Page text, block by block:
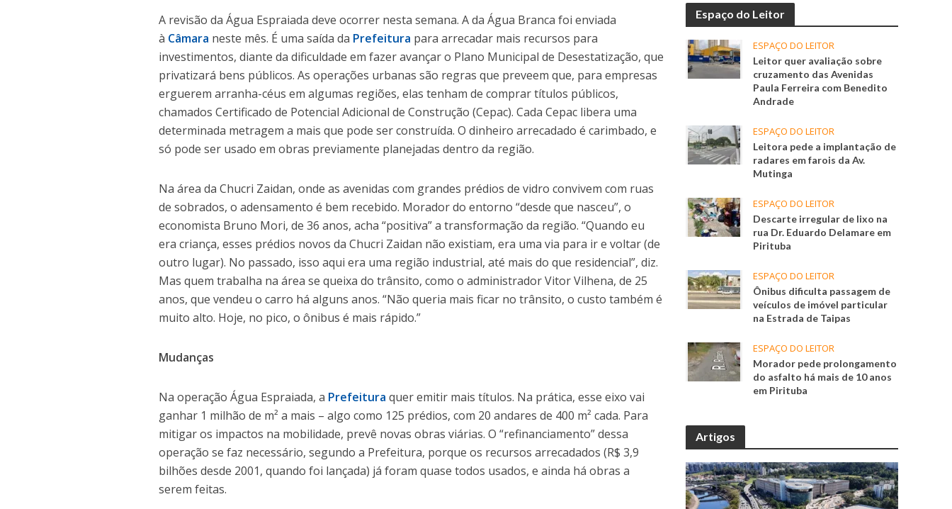
A revisão da Água Espraiada deve ocorrer nesta semana. A da Água Branca foi enviada
à Câmara neste mês. É uma saída da Prefeitura para arrecadar mais recursos para
investimentos, diante da dificuldade em fazer avançar o Plano Municipal de Desestatização, que
privatizará bens públicos. As operações urbanas são regras que preveem que, para empresas
erguerem arranha-céus em algumas regiões, elas tenham de comprar títulos públicos,
chamados Certificado de Potencial Adicional de Construção (Cepac). Cada Cepac libera uma
determinada metragem a mais que pode ser construída. O dinheiro arrecadado é carimbado, e
só pode ser usado em obras previamente planejadas dentro da região.
Na área da Chucri Zaidan, onde as avenidas com grandes prédios de vidro convivem com ruas
de sobrados, o adensamento é bem recebido. Morador do entorno “desde que nasceu”, o
economista Bruno Mori, de 36 anos, acha “positiva” a transformação da região. “Quando eu
era criança, esses prédios novos da Chucri Zaidan não existiam, era uma via para ir e voltar (de
outro lugar). No passado, isso aqui era uma região industrial, até mais do que residencial”, diz.
Mas quem trabalha na área se queixa do trânsito, como o administrador Vitor Vilhena, de 25
anos, que vendeu o carro há alguns anos. “Não queria mais ficar no trânsito, o custo também é
muito alto. Hoje, no pico, o ônibus é mais rápido.”
Mudanças
Na operação Água Espraiada, a Prefeitura quer emitir mais títulos. Na prática, esse eixo vai
ganhar 1 milhão de m² a mais – algo como 125 prédios, com 20 andares de 400 m² cada. Para
mitigar os impactos na mobilidade, prevê novas obras viárias. O “refinanciamento” dessa
operação se faz necessário, segundo a Prefeitura, porque os recursos arrecadados (R$ 3,9
bilhões desde 2001, quando foi lançada) já foram quase todos usados, e ainda há obras a
serem feitas.
Espaço do Leitor
ESPAÇO DO LEITOR
Leitor quer avaliação sobre
cruzamento das Avenidas
Paula Ferreira com Benedito
Andrade
ESPAÇO DO LEITOR
Leitora pede a implantação de
radares em farois da Av.
Mutinga
ESPAÇO DO LEITOR
Descarte irregular de lixo na
rua Dr. Eduardo Delamare em
Pirituba
ESPAÇO DO LEITOR
Ônibus dificulta passagem de
veículos de imóvel particular
na Estrada de Taipas
ESPAÇO DO LEITOR
Morador pede prolongamento
do asfalto há mais de 10 anos
em Pirituba
Artigos